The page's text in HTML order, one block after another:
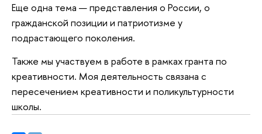
Еще одна тема — представления о России, о
гражданской позиции и патриотизме у
подрастающего поколения.
Также мы участвуем в работе в рамках гранта по
креативности. Моя деятельность связана с
пересечением креативности и поликультурности
школы.